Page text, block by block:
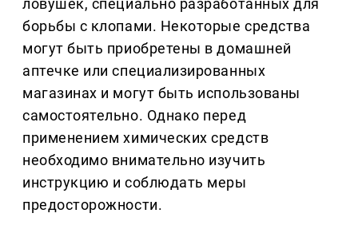
ловушек, специально разработанных для
борьбы с клопами. Некоторые средства
могут быть приобретены в домашней
аптечке или специализированных
магазинах и могут быть использованы
самостоятельно. Однако перед
применением химических средств
необходимо внимательно изучить
инструкцию и соблюдать меры
предосторожности.